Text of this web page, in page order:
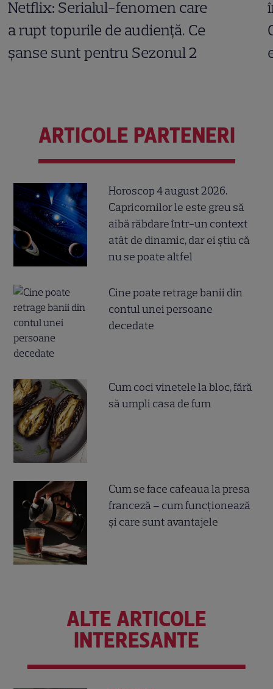
Netflix: Serialul-fenomen care
a rupt topurile de audiență. Ce
șanse sunt pentru Sezonul 2
ARTICOLE PARTENERI
Horoscop 4 august 2026.
Capricornilor le este greu să
aibă răbdare într-un context
atât de dinamic, dar ei știu că
nu se poate altfel
Cine poate retrage banii din
contul unei persoane
decedate
Cum coci vinetele la bloc, fără
să umpli casa de fum
Cum se face cafeaua la presa
franceză – cum funcționează
și care sunt avantajele
ALTE ARTICOLE
INTERESANTE